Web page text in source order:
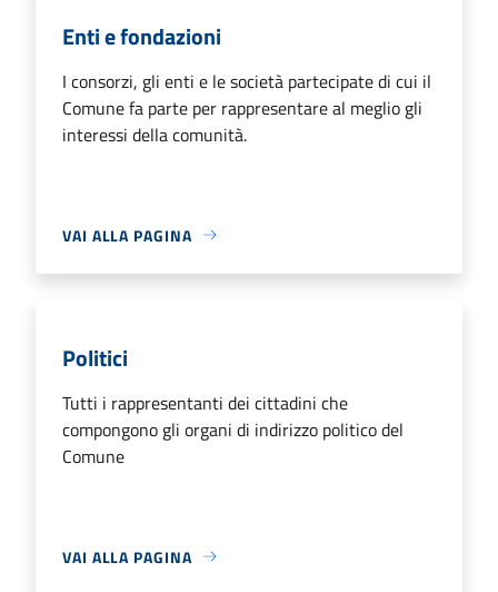
Enti e fondazioni
I consorzi, gli enti e le società partecipate di cui il
Comune fa parte per rappresentare al meglio gli
interessi della comunità.
VAI ALLA PAGINA
Politici
Tutti i rappresentanti dei cittadini che
compongono gli organi di indirizzo politico del
Comune
VAI ALLA PAGINA